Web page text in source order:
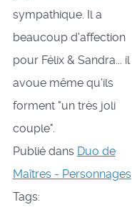
sympathique. Il a
beaucoup d'affection
pour Félix & Sandra... il
avoue même qu'ils
forment "un très joli
couple".
Publié dans Duo de
Maîtres - Personnages
Tags: